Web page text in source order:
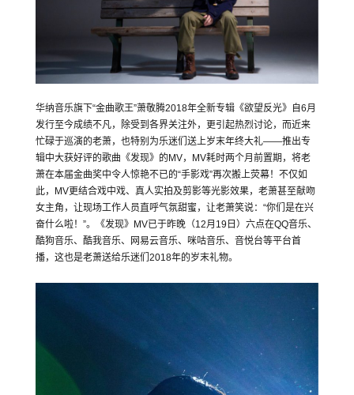
华纳音乐旗下“金曲歌王”萧敬腾2018年全新专辑《欲望反光》自6月
发行至今成绩不凡，除受到各界关注外，更引起热烈讨论，而近来
忙碌于巡演的老萧，也特别为乐迷们送上岁末年终大礼——推出专
辑中大获好评的歌曲《发现》的MV，MV耗时两个月前置期，将老
萧在本届金曲奖中令人惊艳不已的“手影戏”再次搬上荧幕！不仅如
此，MV更结合戏中戏、真人实拍及剪影等光影效果，老萧甚至献吻
女主角，让现场工作人员直呼气氛甜蜜，让老萧笑说：“你们是在兴
奋什么啦！”。《发现》MV已于昨晚（12月19日）六点在QQ音乐、
酷狗音乐、酷我音乐、网易云音乐、咪咕音乐、音悦台等平台首
播，这也是老萧送给乐迷们2018年的岁末礼物。